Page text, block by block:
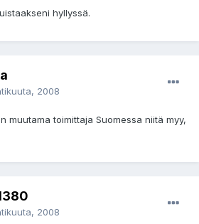
hyllyssä.
2008
muutama toimittaja Suomessa niitä myy,
2008